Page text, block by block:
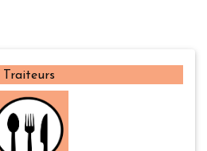
Traiteurs